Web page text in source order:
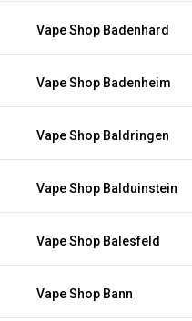
Vape Shop Badenhard
Vape Shop Badenheim
Vape Shop Baldringen
Vape Shop Balduinstein
Vape Shop Balesfeld
Vape Shop Bann